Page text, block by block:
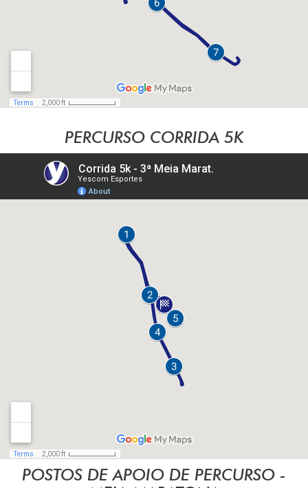
PERCURSO CORRIDA 5K
POSTOS DE APOIO DE PERCURSO -